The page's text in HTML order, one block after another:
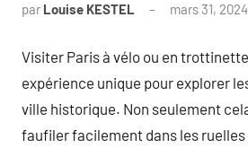
par Louise KESTEL mars 31, 2024
Visiter Paris à vélo ou en
expérience unique pour explorer
ville historique. Non seulement
faufiler facilement dans les